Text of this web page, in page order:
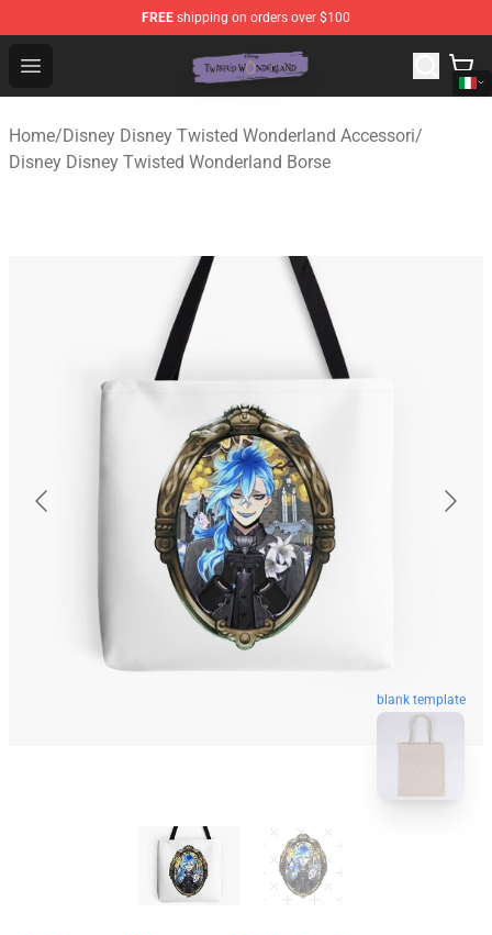
FREE shipping on orders over $100
Open menu
Twisted Wonderland Store - Official Twisted
Home/Disney Disney Twisted Wonderland Accessori/
Disney Disney Twisted Wonderland Borse
blank template